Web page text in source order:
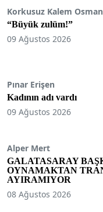
Korkusuz Kalem
“Büyük zulüm!”
09 Ağustos 2026
Pınar Erişen
Kadının adı vardı
09 Ağustos 2026
Alper Mert
GALATASARAY
OYNAMAKTAN
AYIRAMIYOR
08 Ağustos 2026